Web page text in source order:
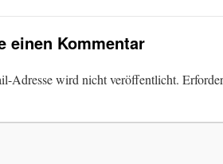
einen Kommentar
Adresse wird nicht veröffentlicht.